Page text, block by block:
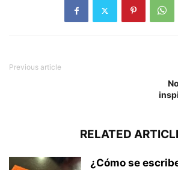
Previous article
RELATED
¿Cómo se